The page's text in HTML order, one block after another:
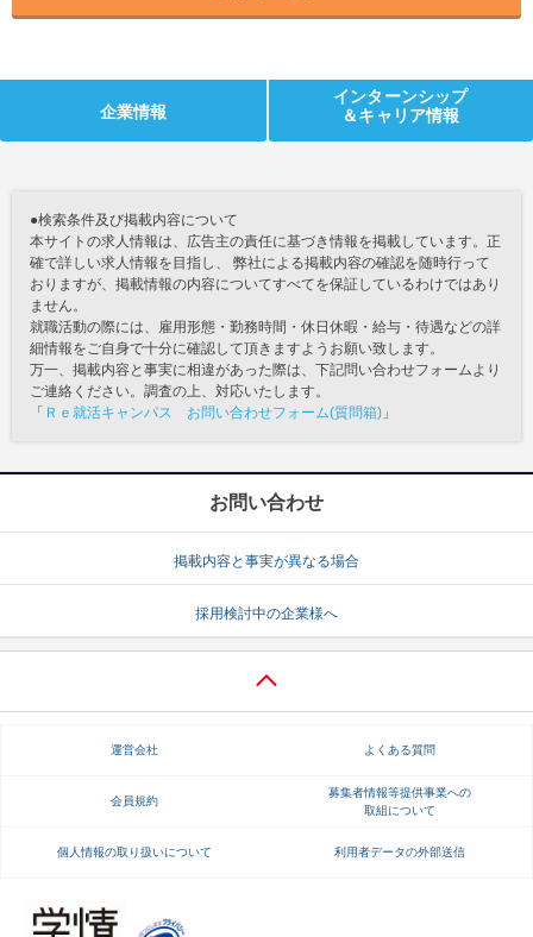
企業情報
インターンシップ
＆キャリア情報
●検索条件及び掲載内容について
本サイトの求人情報は、広告主の責任に基づき情報を掲載しています。正
確で詳しい求人情報を目指し、 弊社による掲載内容の確認を随時行って
おりますが、掲載情報の内容についてすべてを保証しているわけではあり
ません。
就職活動の際には、雇用形態・勤務時間・休日休暇・給与・待遇などの詳
細情報をご自身で十分に確認して頂きますようお願い致します。
万一、掲載内容と事実に相違があった際は、下記問い合わせフォームより
ご連絡ください。調査の上、対応いたします。
「 Ｒｅ就活キャンパス お問い合わせフォーム(質問箱) 」
お問い合わせ
掲載内容と事実が異なる場合
採用検討中の企業様へ
運営会社 よくある質問
会員規約
募集者情報等提供事業への
取組について
個人情報の取り扱いについて 利用者データの外部送信